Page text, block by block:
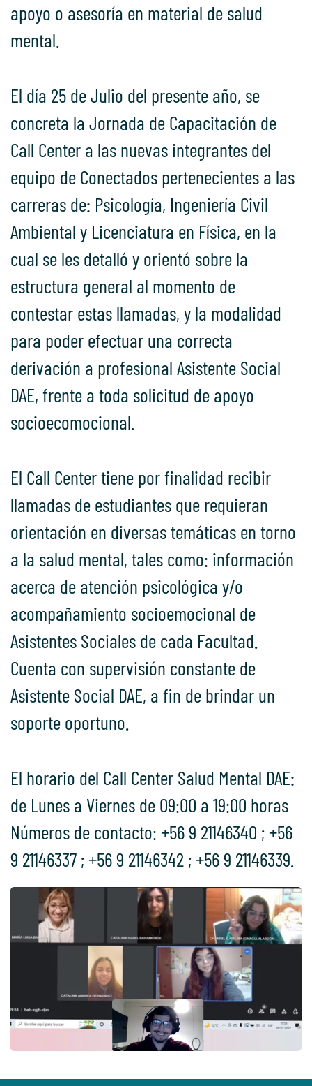
apoyo o asesoría en material de salud
mental.
El día 25 de Julio del presente año, se
concreta la Jornada de Capacitación de
Call Center a las nuevas integrantes del
equipo de Conectados pertenecientes a las
carreras de: Psicología, Ingeniería Civil
Ambiental y Licenciatura en Física, en la
cual se les detalló y orientó sobre la
estructura general al momento de
contestar estas llamadas, y la modalidad
para poder efectuar una correcta
derivación a profesional Asistente Social
DAE, frente a toda solicitud de apoyo
socioecomocional.
El Call Center tiene por finalidad recibir
llamadas de estudiantes que requieran
orientación en diversas temáticas en torno
a la salud mental, tales como: información
acerca de atención psicológica y/o
acompañamiento socioemocional de
Asistentes Sociales de cada Facultad.
Cuenta con supervisión constante de
Asistente Social DAE, a fin de brindar un
soporte oportuno.
El horario del Call Center Salud Mental DAE:
de Lunes a Viernes de 09:00 a 19:00 horas
Números de contacto: +56 9 21146340 ; +56
9 21146337 ; +56 9 21146342 ; +56 9 21146339.